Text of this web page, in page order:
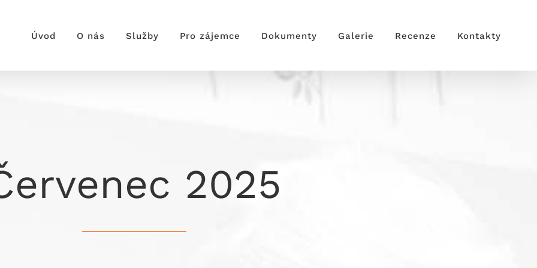
Úvod O nás Služby Pro zájemce Dokumenty Galerie Recenze Kontakty
2025